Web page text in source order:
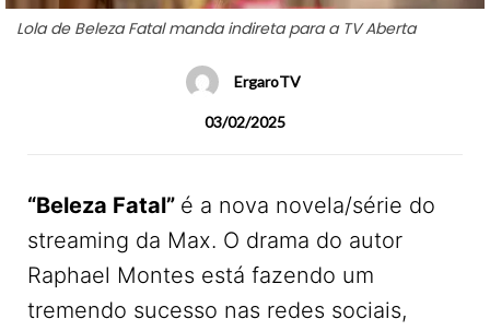
Lola de Beleza Fatal manda indireta para a TV Aberta
ErgaroTV
03/02/2025
“Beleza Fatal” é a nova novela/série do
streaming da Max. O drama do autor
Raphael Montes está fazendo um
tremendo sucesso nas redes sociais,